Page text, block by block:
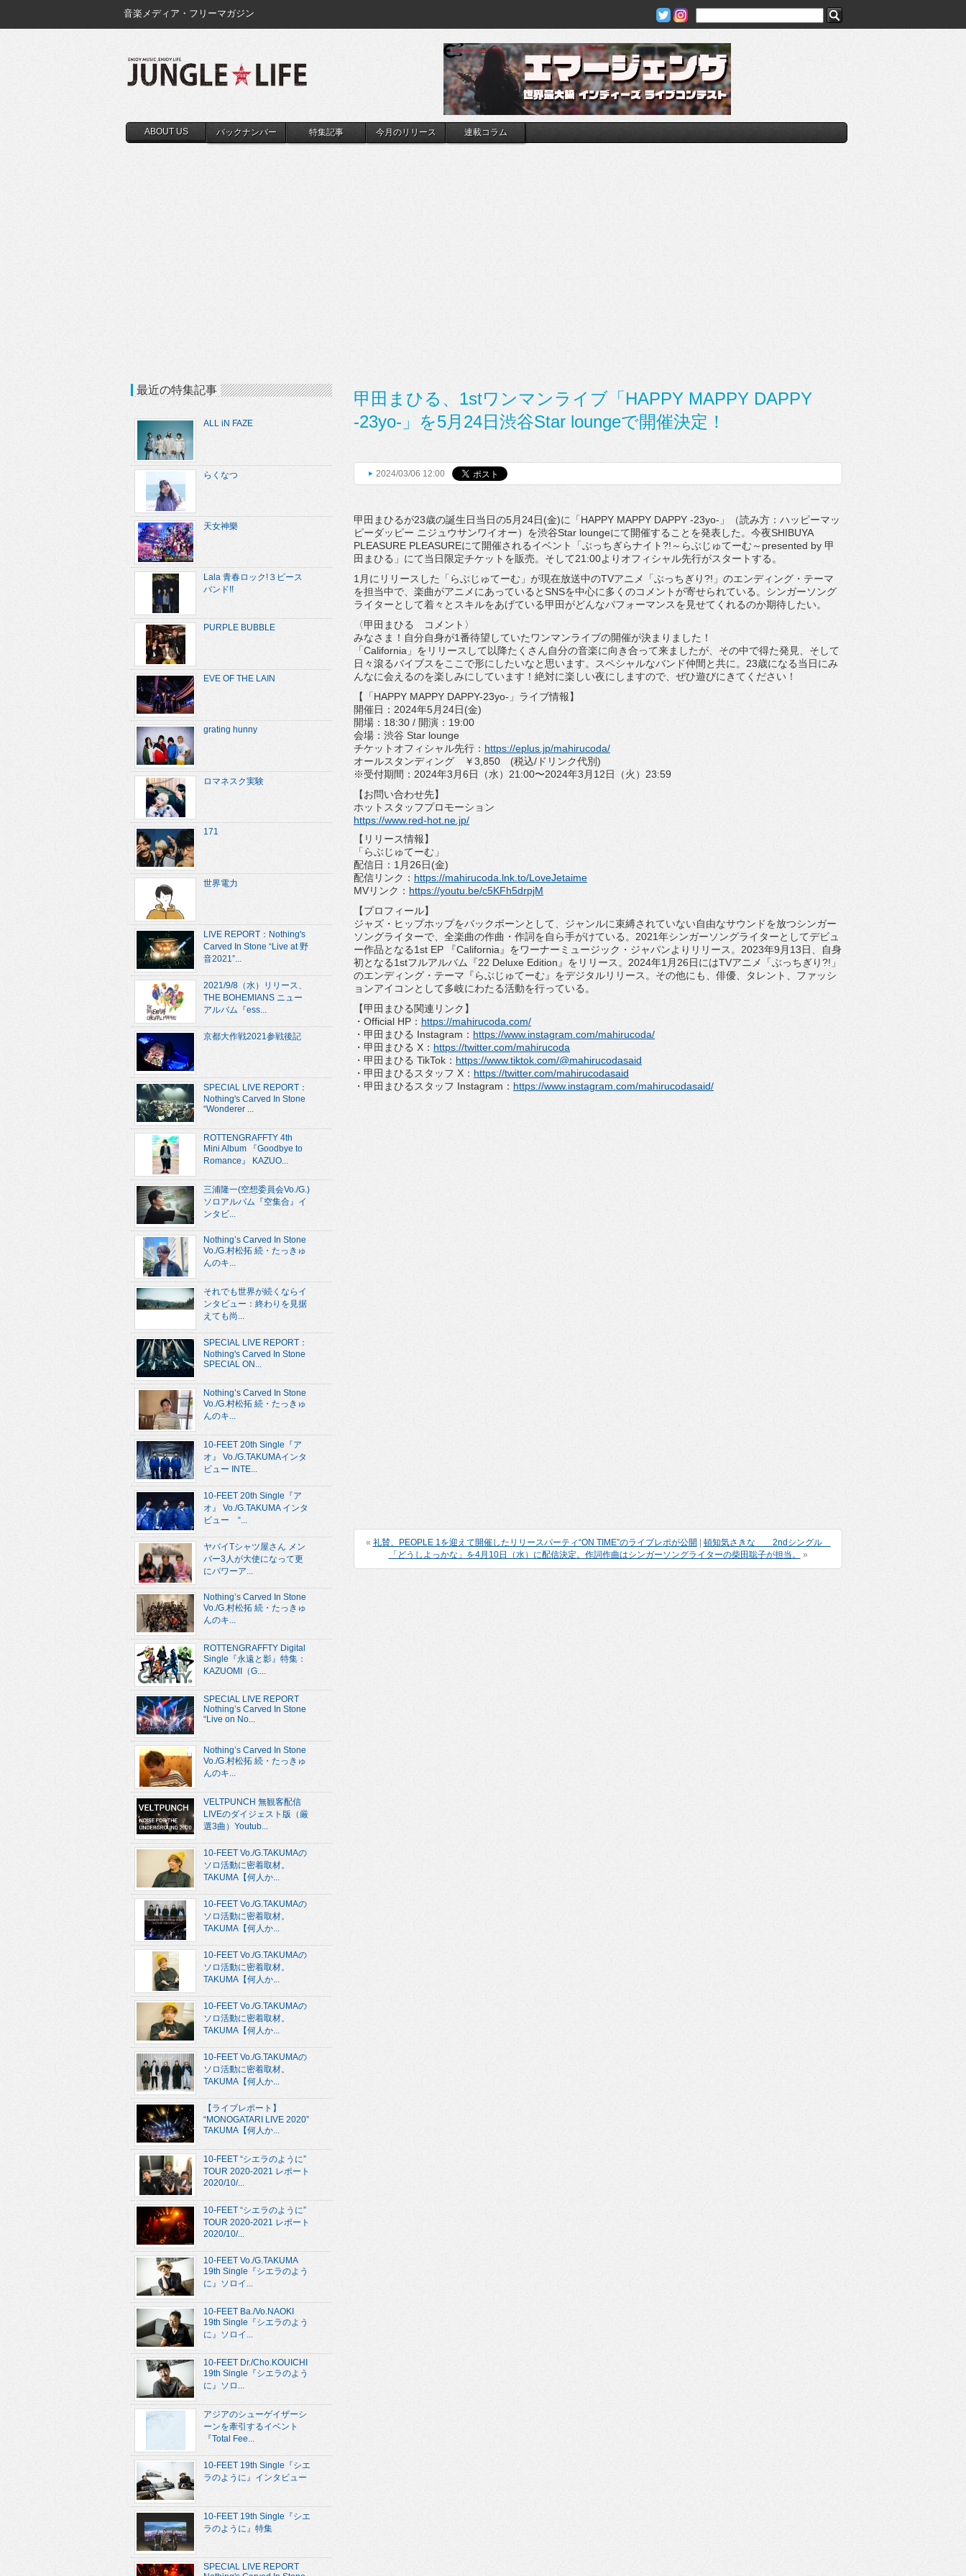
音楽メディア・フリーマガジン
ABOUT US バックナンバー 特集記事 今月のリリース 連載コラム
甲田まひる、1stワンマンライブ「HAPPY MAPPY DAPPY
-23yo-」を5月24日渋谷Star loungeで開催決定！
2024/03/06 12:00
甲田まひるが23歳の誕生日当日の5月24日(金)に「HAPPY MAPPY DAPPY -23yo-」（読み方：ハッピーマッ
ピーダッピー ニジュウサンワイオー）を渋谷Star loungeにて開催することを発表した。今夜SHIBUYA
PLEASURE PLEASUREにて開催されるイベント「ぶっちぎらナイト?! ～らぶじゅてーむ～presented by 甲
田まひる」にて当日限定チケットを販売。そして21:00よりオフィシャル先行がスタートする。
1月にリリースした「らぶじゅてーむ」 が現在放送中のTVアニメ「ぶっちぎり?!」のエンディング・ テーマ
を担当中で、 楽曲がアニメにあっているとSNSを中心に多くのコメントが寄せられている。 シンガーソング
ライターとして着々とスキルをあげている甲田がどんなパフォーマンスを見せてくれるのか期待したい。
〈甲田まひる コメント〉
みなさま！ 自分自身が1番待望していたワンマンライブの開催が決まりました ！
「California」 をリリースして以降たくさん自分の音楽に向き合って来ましたが、 その中で得た発見、 そして
日々滾るバイブスをここで形にしたいなと思います。
スペシャルなバンド仲間と共に。 23歳になる当日にみ
んなに会えるのを楽しみにしています！ 絶対に楽しい夜にしますので、ぜひ遊びにきてください！
【「HAPPY MAPPY DAPPY-23yo-」ライブ情報】
開催日：2024年5月24日(金)
開場：18:30 / 開演：19:00
会場：渋谷 Star lounge
チケットオフィシャル先行： https://eplus.jp/mahirucoda/
オールスタンディング ￥3,850 (税込/ドリンク代別)
※受付期間：2024年3月6日（水）21:00〜2024年3月12日（火）23:59
【お問い合わせ先】
ホットスタッフプロモーション
https://www.red-hot.ne.jp/
【リリース情報】
「らぶじゅてーむ」
配信日：1月26日(金)
配信リンク： https://mahirucoda.lnk. to/LoveJetaime
MVリンク： https://youtu.be/c5KFh5drpjM
【プロフィール】
ジャズ・ヒップホップをバックボーンとして、 ジャンルに束縛されていない自由なサウンドを放つシンガー
ソングライターで、全楽曲の作曲・作詞を自ら手がけている。 2021年シンガーソングライターとしてデビュ
ー作品となる1st EP 『California』をワーナーミュージック・ ジャパンよりリリース。2023年9月13日、
自身
初となる1stフルアルバム『22 Deluxe Edition』をリリース。 2024年1月26日にはTVアニメ「ぶっちぎり?!」
のエンディング・テーマ『らぶじゅてーむ』をデジタルリリース。 その他にも、俳優、タレント、 ファッシ
ョンアイコンとして多岐にわたる活動を行っている。
【甲田まひる関連リンク】
・Official HP： https://mahirucoda.com/
・甲田まひる Instagram： https://www. instagram.com/mahirucoda/
・甲田まひる X： https://twitter.com/mahirucoda
・甲田まひる TikTok： https://www.tiktok.com/@mahirucodasaid
・甲田まひるスタッフ X： https://twitter.com/mahirucodasaid
・甲田まひるスタッフ Instagram： https://www. instagram.com/mahirucodasaid/
« 礼賛、PEOPLE 1を迎えて開催したリリースパーティ“ON TIME”のライブレポが公開
頓知気さきな 2ndシングル
「どうしよっかな」を4月10日（水）に配信決定。作詞作曲はシンガーソングライターの柴田聡子が担当。
»
最近の特集記事
ALL iN FAZE
らくなつ
天女神樂
Lala 青春ロック!３ピース
バンド!!
PURPLE BUBBLE
EVE OF THE LAIN
grating hunny
ロマネスク実験
171
世界電力
LIVE REPORT：Nothing's
Carved In Stone “Live at 野
音2021”...
2021/9/8（水）リリース、
THE BOHEMIANS ニュー
アルバム『ess...
京都大作戦2021参戦後記
SPECIAL LIVE REPORT：
Nothing's Carved In Stone
“Wonderer ...
ROTTENGRAFFTY 4th
Mini Album 『Goodbye to
Romance』 KAZUO...
三浦隆一(空想委員会Vo./G.)
ソロアルバム『空集合』イ
ンタビ...
Nothing’s Carved In Stone
Vo./G.村松拓 続・たっきゅ
んのキ...
それでも世界が続くならイ
ンタビュー：終わりを見据
えても尚...
SPECIAL LIVE REPORT：
Nothing's Carved In Stone
SPECIAL ON...
Nothing’s Carved In Stone
Vo./G.村松拓 続・たっきゅ
んのキ...
10-FEET 20th Single『ア
オ』 Vo./G.TAKUMAインタ
ビュー INTE...
10-FEET 20th Single『ア
オ』 Vo./G.TAKUMA インタ
ビュー “...
ヤバイTシャツ屋さん メン
バー3人が大使になって更
にパワーア...
Nothing’s Carved In Stone
Vo./G.村松拓 続・たっきゅ
んのキ...
ROTTENGRAFFTY Digital
Single『永遠と影』特集：
KAZUOMI（G....
SPECIAL LIVE REPORT
Nothing’s Carved In Stone
“Live on No...
Nothing’s Carved In Stone
Vo./G.村松拓 続・たっきゅ
んのキ...
VELTPUNCH 無観客配信
LIVEのダイジェスト版（厳
選3曲）Youtub...
10-FEET Vo./G.TAKUMAの
ソロ活動に密着取材。
TAKUMA【何人か...
10-FEET Vo./G.TAKUMAの
ソロ活動に密着取材。
TAKUMA【何人か...
10-FEET Vo./G.TAKUMAの
ソロ活動に密着取材。
TAKUMA【何人か...
10-FEET Vo./G.TAKUMAの
ソロ活動に密着取材。
TAKUMA【何人か...
10-FEET Vo./G.TAKUMAの
ソロ活動に密着取材。
TAKUMA【何人か...
【ライブレポート】
“MONOGATARI LIVE 2020”
TAKUMA【何人か...
10-FEET “シエラのように”
TOUR 2020-2021 レポート
2020/10/...
10-FEET “シエラのように”
TOUR 2020-2021 レポート
2020/10/...
10-FEET Vo./G.TAKUMA
19th Single『シエラのよう
に』ソロイ...
10-FEET Ba./Vo.NAOKI
19th Single『シエラのよう
に』ソロイ...
10-FEET Dr./Cho.KOUICHI
19th Single『シエラのよう
に』ソロ...
アジアのシューゲイザーシ
ーンを牽引するイベント
『Total Fee...
10-FEET 19th Single『シエ
ラのように』インタビュー
10-FEET 19th Single『シエ
ラのように』特集
SPECIAL LIVE REPORT